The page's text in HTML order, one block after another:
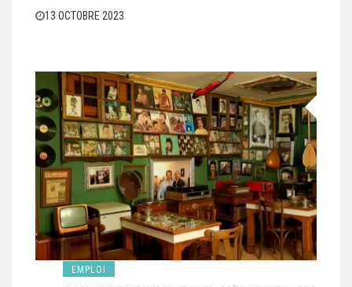
13 OCTOBRE 2023
EMPLOI